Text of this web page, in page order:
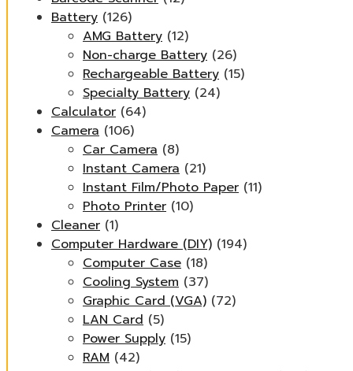
Battery (126)
AMG Battery (12)
Non-charge Battery (26)
Rechargeable Battery (15)
Specialty Battery (24)
Calculator (64)
Camera (106)
Car Camera (8)
Instant Camera (21)
Instant Film/Photo Paper (11)
Photo Printer (10)
Cleaner (1)
Computer Hardware (DIY) (194)
Computer Case (18)
Cooling System (37)
Graphic Card (VGA) (72)
LAN Card (5)
Power Supply (15)
RAM (42)